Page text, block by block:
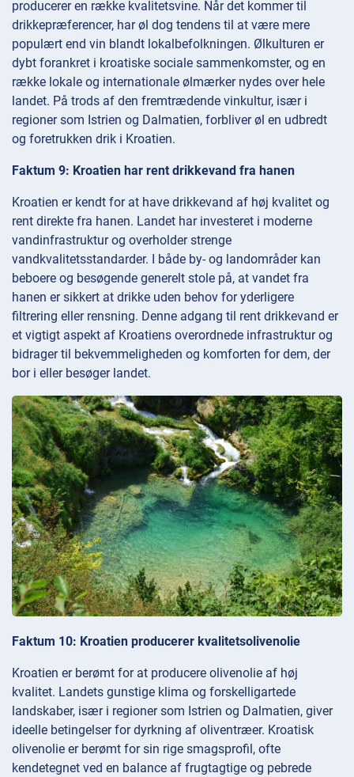
producerer en række kvalitetsvine. Når det kommer til
drikkepræferencer, har øl dog tendens til at være mere
populært end vin blandt lokalbefolkningen. Ølkulturen er
dybt forankret i kroatiske sociale sammenkomster, og en
række lokale og internationale ølmærker nydes over hele
landet. På trods af den fremtrædende vinkultur, især i
regioner som Istrien og Dalmatien, forbliver øl en udbredt
og foretrukken drik i Kroatien.
Faktum 9: Kroatien har rent drikkevand fra hanen
Kroatien er kendt for at have drikkevand af høj kvalitet og
rent direkte fra hanen. Landet har investeret i moderne
vandinfrastruktur og overholder strenge
vandkvalitetsstandarder. I både by- og landområder kan
beboere og besøgende generelt stole på, at vandet fra
hanen er sikkert at drikke uden behov for yderligere
filtrering eller rensning. Denne adgang til rent drikkevand er
et vigtigt aspekt af Kroatiens overordnede infrastruktur og
bidrager til bekvemmeligheden og komforten for dem, der
bor i eller besøger landet.
Faktum 10: Kroatien producerer kvalitetsolivenolie
Kroatien er berømt for at producere olivenolie af høj
kvalitet. Landets gunstige klima og forskelligartede
landskaber, især i regioner som Istrien og Dalmatien, giver
ideelle betingelser for dyrkning af oliventræer. Kroatisk
olivenolie er berømt for sin rige smagsprofil, ofte
kendetegnet ved en balance af frugtagtige og pebrede